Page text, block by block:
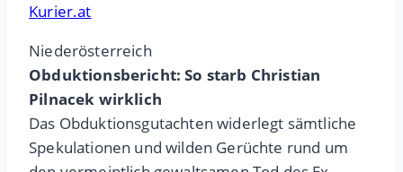
Kurier.at
Niederösterreich
Obduktionsbericht: So starb Christian
Pilnacek wirklich
Das Obduktionsgutachten widerlegt sämtliche
Spekulationen und wilden Gerüchte rund um